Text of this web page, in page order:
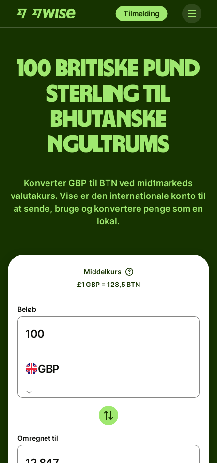
Tilmelding
100 britiske pund
sterling til
bhutanske
ngultrums
Konverter GBP til BTN ved midtmarkeds
valutakurs. Vise er den internationale konto til
at sende, bruge og konvertere penge som en
lokal.
Middelkurs
£1 GBP = 128,5 BTN
Beløb
GBP
Omregnet til